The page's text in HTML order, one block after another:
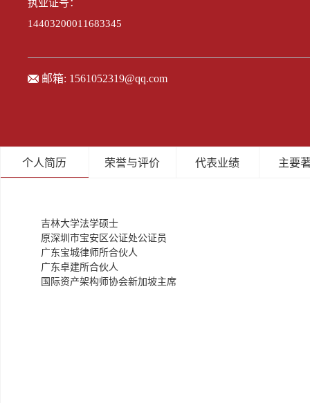
执业证号：
14403200011683345
邮箱: 1561052319@qq.com
个人简历 荣誉与评价 代表业绩 主要
吉林大学法学硕士
原深圳市宝安区公证处公证员
广东宝城律师所合伙人
广东卓建所合伙人
国际资产架构师协会新加坡主席